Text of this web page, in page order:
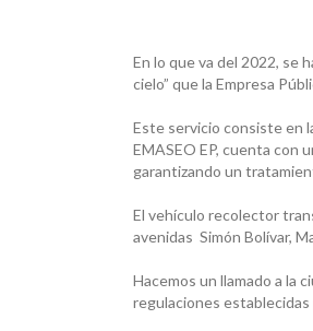
En lo que va del 2022, se
cielo” que la Empresa
Este servicio consiste en
EMASEO EP, cuenta con
garantizando un
El vehículo recolector
avenidas Simón Bolívar,
Hacemos un llamado a la
regulaciones establecidas